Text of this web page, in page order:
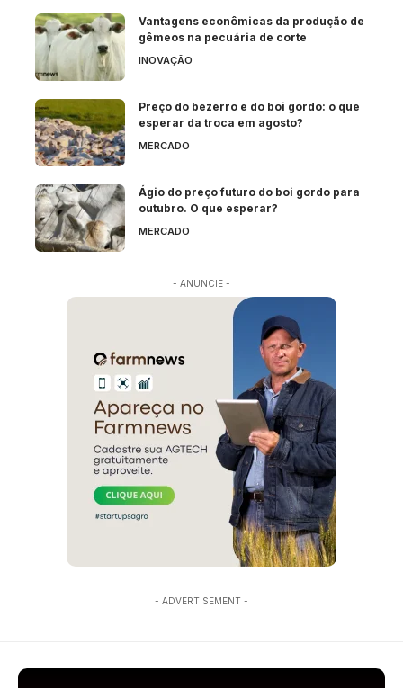
Vantagens econômicas da produção de
gêmeos na pecuária de corte
INOVAÇÃO
Preço do bezerro e do boi gordo: o que
esperar da troca em agosto?
MERCADO
Ágio do preço futuro do boi gordo para
outubro. O que esperar?
MERCADO
- ANUNCIE -
- ADVERTISEMENT -